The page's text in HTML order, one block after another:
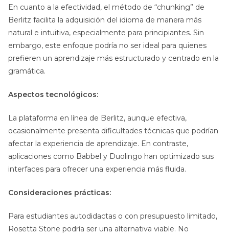
En cuanto a la efectividad, el método de “chunking” de
Berlitz facilita la adquisición del idioma de manera más
natural e intuitiva, especialmente para principiantes. Sin
embargo, este enfoque podría no ser ideal para quienes
prefieren un aprendizaje más estructurado y centrado en la
gramática.
Aspectos tecnológicos:
La plataforma en línea de Berlitz, aunque efectiva,
ocasionalmente presenta dificultades técnicas que podrían
afectar la experiencia de aprendizaje. En contraste,
aplicaciones como Babbel y Duolingo han optimizado sus
interfaces para ofrecer una experiencia más fluida.
Consideraciones prácticas:
Para estudiantes autodidactas o con presupuesto limitado,
Rosetta Stone podría ser una alternativa viable. No